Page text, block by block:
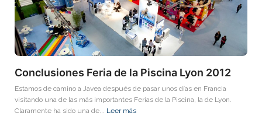
Conclusiones Feria de la Piscina Lyon 2012
Estamos de camino a Javea después de pasar unos días en Francia
visitando una de las más importantes Ferias de la Piscina, la de Lyon.
Claramente ha sido una de... Leer más